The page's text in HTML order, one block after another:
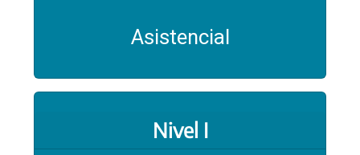
Asistencial
Nivel I